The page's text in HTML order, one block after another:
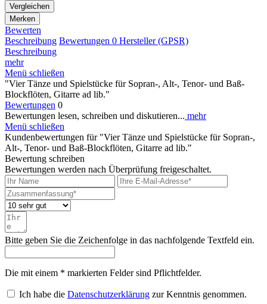
Vergleichen
Merken
Bewerten
Beschreibung Bewertungen 0 Hersteller (GPSR)
Beschreibung
mehr
Menü schließen
"Vier Tänze und Spielstücke für Sopran-, Alt-, Tenor- und Baß-
Blockflöten, Gitarre ad lib."
Bewertungen 0
Bewertungen lesen, schreiben und diskutieren... mehr
Menü schließen
Kundenbewertungen für "Vier Tänze und Spielstücke für Sopran-,
Alt-, Tenor- und Baß-Blockflöten, Gitarre ad lib."
Bewertung schreiben
Bewertungen werden nach Überprüfung freigeschaltet.
Bitte geben Sie die Zeichenfolge in das nachfolgende Textfeld ein.
Die mit einem * markierten Felder sind Pflichtfelder.
Ich habe die Datenschutzerklärung zur Kenntnis genommen.